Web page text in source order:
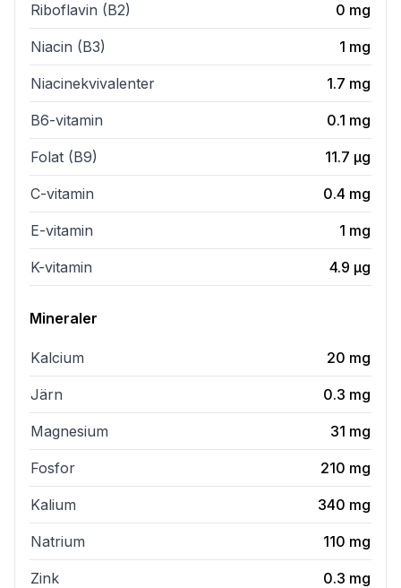
Riboflavin (B2) 0 mg
Niacin (B3) 1 mg
Niacinekvivalenter 1.7 mg
B6-vitamin 0.1 mg
Folat (B9) 11.7 µg
C-vitamin 0.4 mg
E-vitamin 1 mg
K-vitamin 4.9 µg
Mineraler
Kalcium 20 mg
Järn 0.3 mg
Magnesium 31 mg
Fosfor 210 mg
Kalium 340 mg
Natrium 110 mg
Zink 0.3 mg